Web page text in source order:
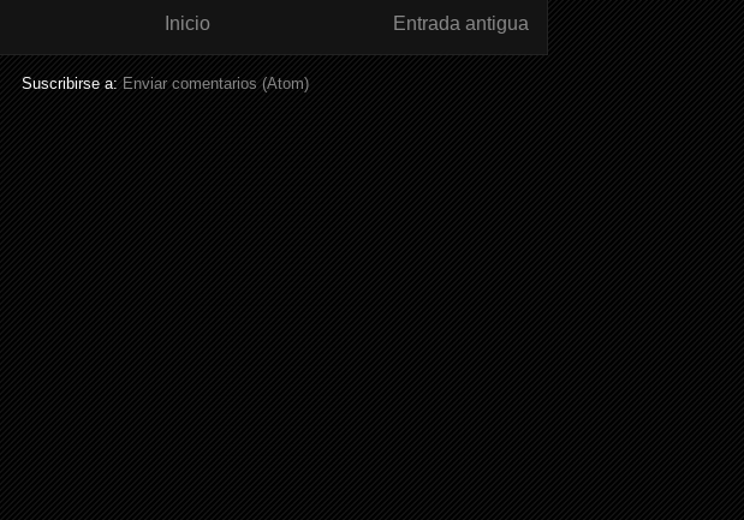
Entrada antigua
Inicio
Suscribirse a: Enviar comentarios (Atom)